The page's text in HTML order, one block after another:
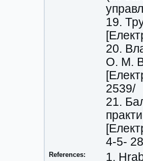
19.
20.
О. М.
2539/
21.
4-5-
References:
1.